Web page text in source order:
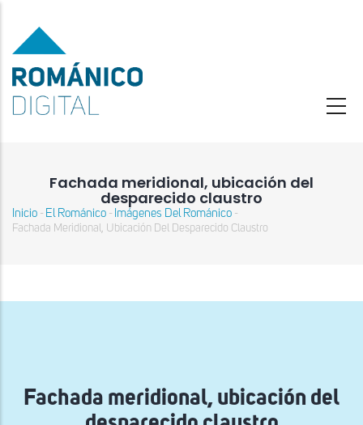
contenido
principal
Fachada meridional, ubicación del
desparecido claustro
Sobrescribir
ayuda
Inicio - El Románico - Imágenes Del Románico -
Fachada Meridional, Ubicación Del Desparecido Claustro
Fachada meridional, ubicación del